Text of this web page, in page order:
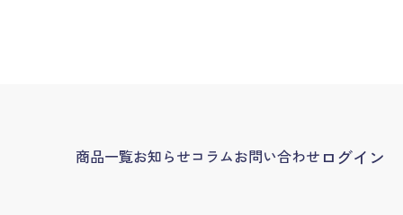
商品一覧お知らせコラムお問い合わせ ログイン